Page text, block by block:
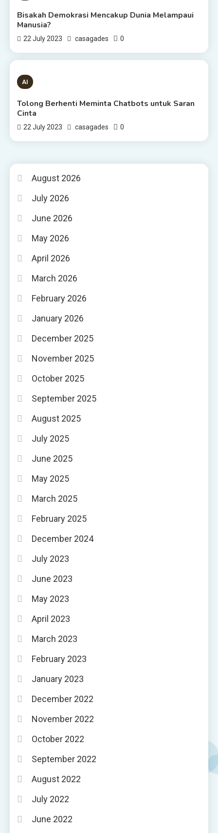
Bisakah Demokrasi Mencakup Dunia Melampaui
Manusia?
22 July 2023 casagades 0
3 MINS READ
AI
Tolong Berhenti Meminta Chatbots untuk Saran
Cinta
22 July 2023 casagades 0
August 2026
July 2026
June 2026
May 2026
April 2026
March 2026
February 2026
January 2026
December 2025
November 2025
October 2025
September 2025
August 2025
July 2025
June 2025
May 2025
March 2025
February 2025
December 2024
July 2023
June 2023
May 2023
April 2023
March 2023
February 2023
January 2023
December 2022
November 2022
October 2022
September 2022
August 2022
July 2022
June 2022